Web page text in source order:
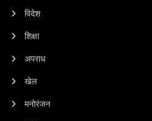
विदेश
शिक्षा
अपराध
खेल
मनोरंजन